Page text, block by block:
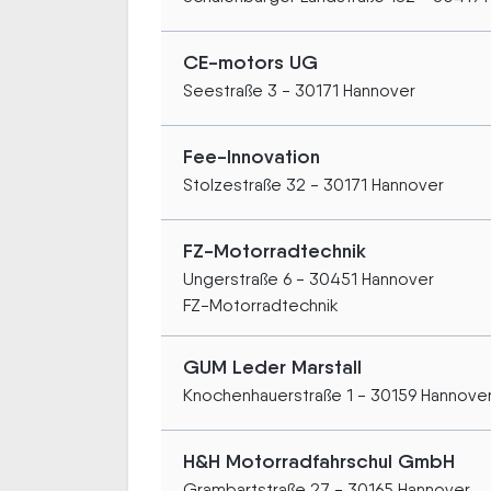
CE-motors UG
Seestraße 3 - 30171 Hannover
Fee-Innovation
Stolzestraße 32 - 30171 Hannover
FZ-Motorradtechnik
Ungerstraße 6 - 30451 Hannover
FZ-Motorradtechnik
GUM Leder Marstall
Knochenhauerstraße 1 - 30159
H&H Motorradfahrschul GmbH